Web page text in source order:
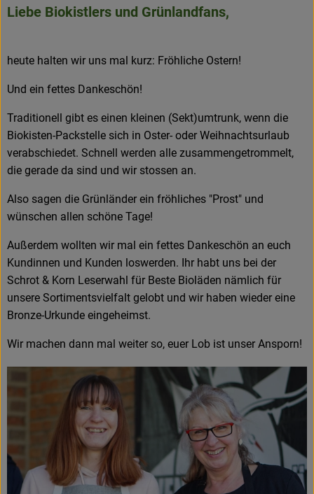
Frisches
Getränke
So geht’s
Über Grünland
Service
Blog
Liebe Biokistlers und Grünlandfans,
heute halten wir uns mal kurz: Fröhliche Ostern!
Und ein fettes Dankeschön!
Traditionell gibt es einen kleinen (Sekt)umtrunk, wenn die
Biokisten-Packstelle sich in Oster- oder Weihnachtsurlaub
verabschiedet. Schnell werden alle zusammengetrommelt,
die gerade da sind und wir stossen an.
Also sagen die Grünländer ein fröhliches "Prost" und
wünschen allen schöne Tage!
Außerdem wollten wir mal ein fettes Dankeschön an euch
Kundinnen und Kunden loswerden. Ihr habt uns bei der
Schrot & Korn Leserwahl für Beste Bioläden nämlich für
unsere Sortimentsvielfalt gelobt und wir haben wieder eine
Bronze-Urkunde eingeheimst.
Wir machen dann mal weiter so, euer Lob ist unser Ansporn!